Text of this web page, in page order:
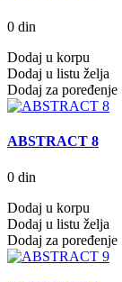
0 din
Dodaj u korpu
Dodaj u listu želja
Dodaj za poređenje
ABSTRACT 8
0 din
Dodaj u korpu
Dodaj u listu želja
Dodaj za poređenje